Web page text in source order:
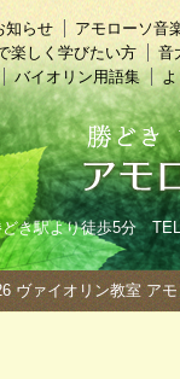
知らせ
アモローソ音
楽しく学びたい方
音
バイオリン用語集
き駅より徒歩5分
ヴァイオリン教室 ア